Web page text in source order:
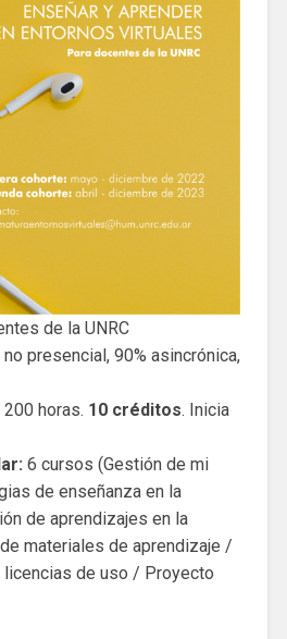
de la UNRC
no presencial, 90% asincrónica,
horas. 10 créditos. Inicia
6 cursos (Gestión de mi
de enseñanza en la
de aprendizajes en la
materiales de aprendizaje /
licencias de uso / Proyecto